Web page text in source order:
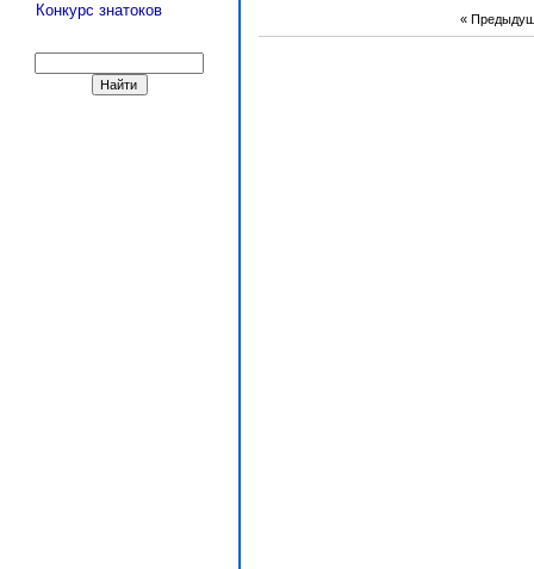
Конкурс знатоков
«